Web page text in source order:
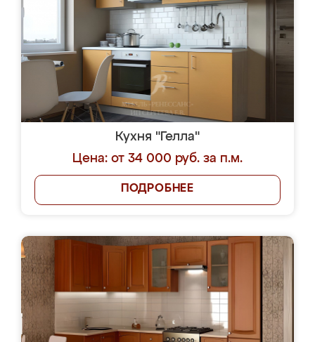
Кухня "Гелла"
Цена: от 34 000 руб. за п.м.
ПОДРОБНЕЕ